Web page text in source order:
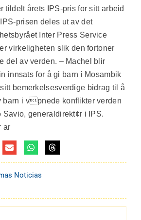
tildelt årets IPS-pris for sitt arbeid
prisen deles ut av det
Inter Press Service
virkeligheten slik den fortoner
del av verden. – Machel blir
innsats for å gi barn i Mosambik
bemerkelsesverdige bidrag til å
barn i vpnede konflikter verden
Savio, generaldirekt¢r i IPS.
ar
Noticias